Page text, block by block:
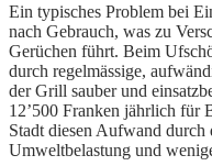
Ein typisches Problem bei
nach Gebrauch, was zu
Gerüchen führt. Beim
durch regelmässige,
der Grill sauber und
12’500 Franken jährlich für
Stadt diesen Aufwand
Umweltbelastung und